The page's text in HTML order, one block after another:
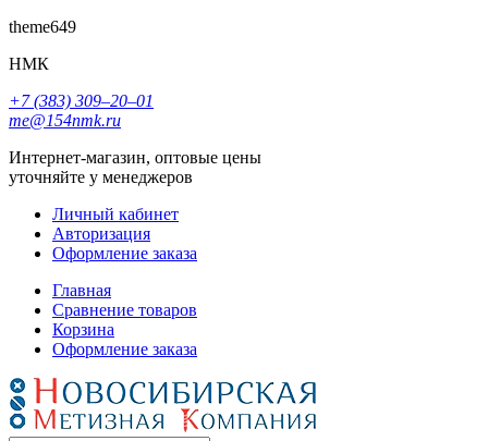
theme649
НМК
+7 (383) 309‒20‒01
me@154nmk.ru
Интернет-магазин, оптовые цены
уточняйте у менеджеров
Личный кабинет
Авторизация
Оформление заказа
Главная
Сравнение товаров
Корзина
Оформление заказа